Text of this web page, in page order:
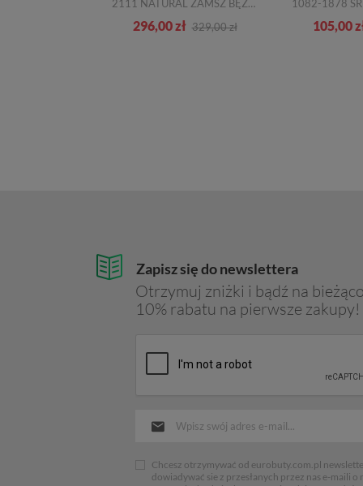
2111 NATURAL ZAMSZ BĘZOWE SKÓRZANE
296,00 zł 329,00 zł 105,00
Zapisz się do newslettera
Otrzymuj zniżki i bądź na
10% rabatu na pierwsze zakupy!
Chcesz otrzymywać od eurobuty.com.pl
dowiadywać sie z przesłanych przez nas e-maili o